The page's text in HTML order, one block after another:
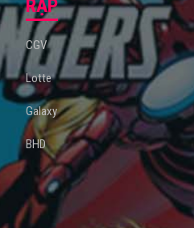
RẠP
CGV
Lotte
Galaxy
BHD